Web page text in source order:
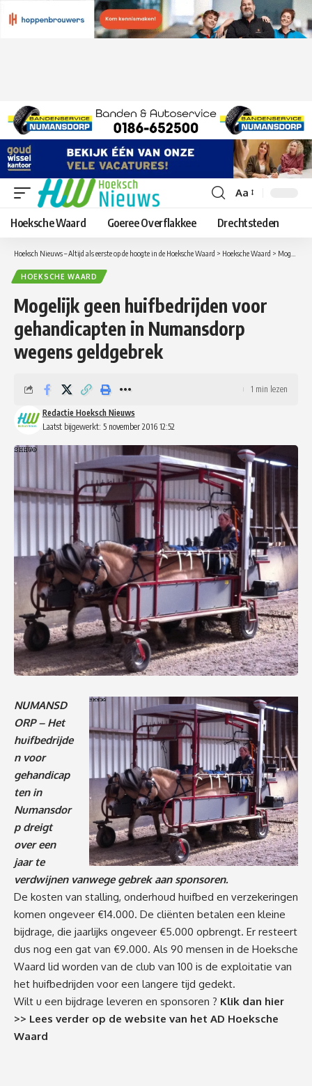
Lettergrootte
aanpassen
Aa
Hoeksche Waard Goeree Overflakkee Drechtsteden
Hoeksch Nieuws – Altijd als eerste op de hoogte in de Hoeksche Waard > Hoeksche Waard > Mogelijk geen huifbedrijden voor gehandicapten in Numansdorp wegens geldgebrek
HOEKSCHE WAARD
Mogelijk geen huifbedrijden voor
gehandicapten in Numansdorp
wegens geldgebrek
Laatst bijgewerkt: 5 november 2016 12:52
Redactie Hoeksch Nieuws
1 min lezen
NUMANSD
ORP – Het
huifbedrijde
n voor
gehandicap
ten in
Numansdor
p dreigt
over een
jaar te
verdwijnen vanwege gebrek aan sponsoren.
De kosten van stalling, onderhoud huifbed en verzekeringen
komen ongeveer €14.000. De cliënten betalen een kleine
bijdrage, die jaarlijks ongeveer €5.000 opbrengt. Er resteert
dus nog een gat van €9.000. Als 90 mensen in de Hoeksche
Waard lid worden van de club van 100 is de exploitatie van
het huifbedrijden voor een langere tijd gedekt.
Wilt u een bijdrage leveren en sponsoren ? Klik dan hier
>> Lees verder op de website van het AD Hoeksche
Waard